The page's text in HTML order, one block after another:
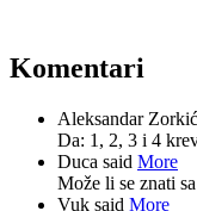
Komentari
Aleksandar
Da: 1, 2, 3 i 4
Duca said More
Može li se znati
Vuk said More